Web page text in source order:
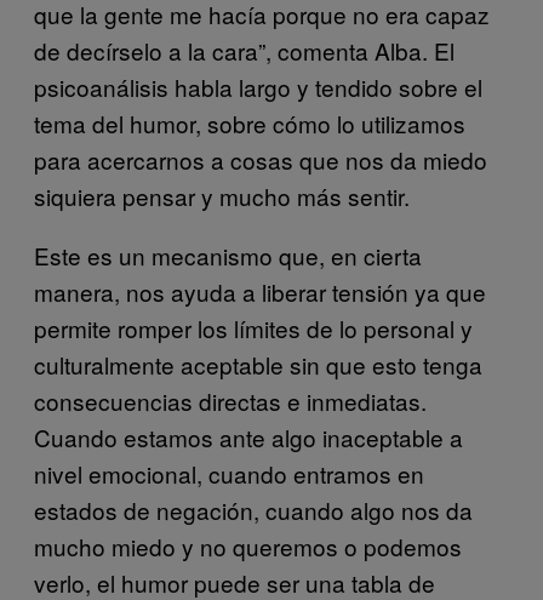
que la gente me hacía porque no era capaz
de decírselo a la cara”, comenta Alba. El
psicoanálisis habla largo y tendido sobre el
tema del humor, sobre cómo lo utilizamos
para acercarnos a cosas que nos da miedo
siquiera pensar y mucho más sentir.
Este es un mecanismo que, en cierta
manera, nos ayuda a liberar tensión ya que
permite romper los límites de lo personal y
culturalmente aceptable sin que esto tenga
consecuencias directas e inmediatas.
Cuando estamos ante algo inaceptable a
nivel emocional, cuando entramos en
estados de negación, cuando algo nos da
mucho miedo y no queremos o podemos
verlo, el humor puede ser una tabla de